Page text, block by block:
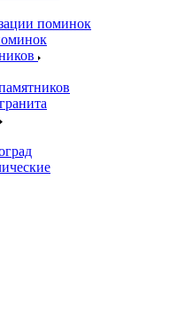
поминок